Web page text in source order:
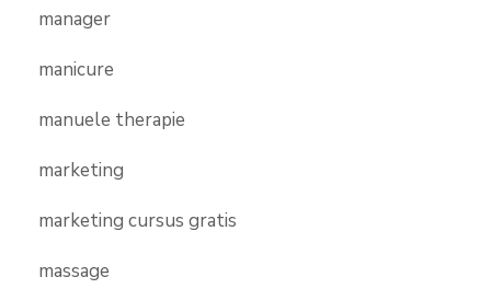
manager
manicure
manuele therapie
marketing
marketing cursus gratis
massage